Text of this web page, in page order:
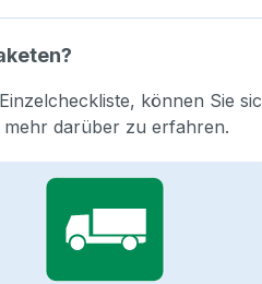
können Sie
mehr darüber zu erfahren.